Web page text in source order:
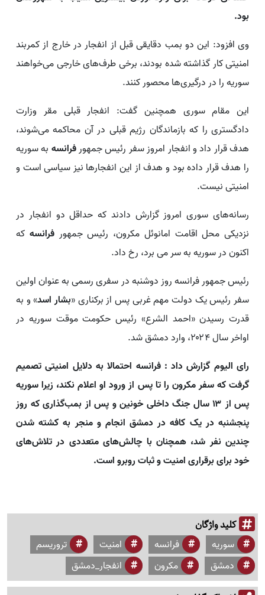
بود.
وی افزود: این دو بمب دقایقی قبل از انفجار در خارج از کمربند
امنیتی کار گذاشته شده بودند، برخی طرف‌های خارجی می‌خواهند
سوریه را در درگیری‌ها محصور کنند.
این مقام سوری همچنین گفت: انفجار قبلی مقر وزارت
دادگستری را که بازماندگان رژیم قبلی در آن محاکمه می‌شوند،
هدف قرار داد و انفجار امروز سفر رئیس جمهورفرانسه به سوریه
را هدف قرار داده بود و هدف از این انفجارها نیز سیاسی است و
امنیتی نیست.
رسانه‌های سوری امروز گزارش دادند که حداقل دو انفجار در
نزدیکی محل اقامت امانوئل مکرون، رئیس جمهورفرانسه که
اکنون در سوریه به سر می برد، رخ داد.
رئیس جمهور فرانسه روز دوشنبه در سفری رسمی به عنوان اولین
سفر رئیس یک دولت مهم غربی پس از برکناری «بشار اسد» و به
قدرت رسیدن «احمد الشرع» رئیس حکومت موقت سوریه در
اواخر سال ۲۰۲۴،‌ وارد دمشق شد.
رای الیوم گزارش داد : فرانسه احتمالا به دلایل امنیتی تصمیم
گرفت که سفر مکرون را تا پس از ورود او اعلام نکند، زیرا سوریه
پس از ۱۳ سال جنگ داخلی خونین و پس از بمب‌گذاری که روز
پنجشنبه در یک کافه در دمشق انجام و منجر به کشته شدن
چندین نفر شد، همچنان با چالش‌های متعددی در تلاش‌های
خود برای برقراری امنیت و ثبات روبرو است.
کلید واژگان
سوریه فرانسه امنیت
تروریسم
دمشق
مکرون انفجار_دمشق